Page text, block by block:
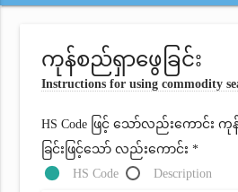
ကုန်စည်ရှာဖွေခြင်း
Instructions for using commodity
HS Code ဖြင့် သော်လည်းကောင်
ခြင်းဖြင့်သော် လည်းကောင်း *
HS Code
Description